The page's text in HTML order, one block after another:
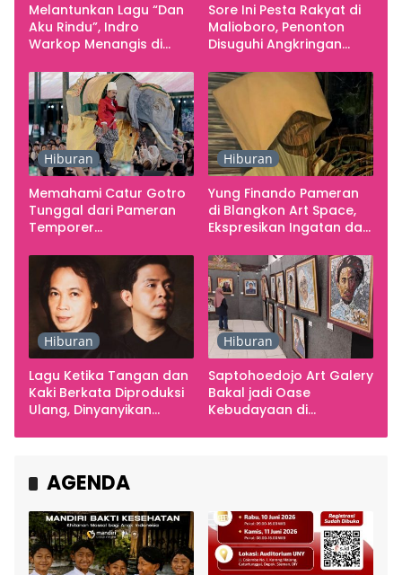
Melantunkan Lagu “Dan
Aku Rindu”, Indro
Warkop Menangis di
Sore Ini Pesta Rakyat di
Malioboro, Penonton
Disuguhi Angkringan
Hiburan
Memahami Catur Gotro
Tunggal dari Pameran
Temporer
Hiburan
Yung Finando Pameran
di Blangkon Art Space,
Ekspresikan Ingatan dan
Hiburan
Lagu Ketika Tangan dan
Kaki Berkata Diproduksi
Ulang, Dinyanyikan
Hiburan
Saptohoedojo Art Galery
Bakal jadi Oase
Kebudayaan di
AGENDA